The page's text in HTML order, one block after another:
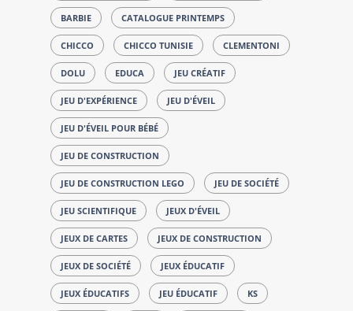
BARBIE CATALOGUE PRINTEMPS
CHICCO CHICCO TUNISIE CLEMENTONI
DOLU EDUCA JEU CRÉATIF
JEU D'EXPÉRIENCE JEU D'ÉVEIL
JEU D'ÉVEIL POUR BÉBÉ
JEU DE CONSTRUCTION
JEU DE CONSTRUCTION LEGO JEU DE SOCIÉTÉ
JEU SCIENTIFIQUE JEUX D'ÉVEIL
JEUX DE CARTES JEUX DE CONSTRUCTION
JEUX DE SOCIÉTÉ JEUX ÉDUCATIF
JEUX ÉDUCATIFS JEU ÉDUCATIF KS